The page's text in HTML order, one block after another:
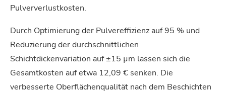
Pulververlustkosten.
Durch Optimierung der Pulvereffizienz auf 95 % und
Reduzierung der durchschnittlichen
Schichtdickenvariation auf ±15 µm lassen sich die
Gesamtkosten auf etwa 12,09 € senken. Die
verbesserte Oberflächenqualität nach dem Beschichten